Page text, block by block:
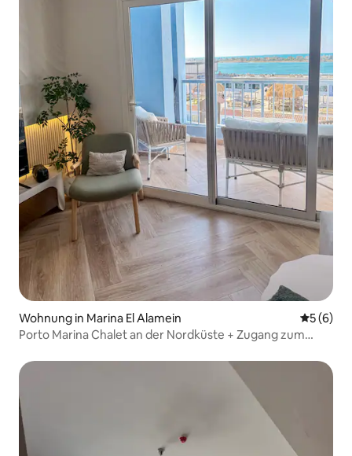
Wohnung in Marina El Alamein
5 (6)
Porto Marina Chalet an der Nordküste + Zugang zum